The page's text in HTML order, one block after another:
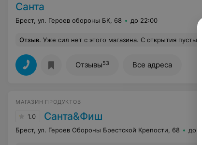
Санта
Брест, ул. Героев обороны БК, 68 до 22:00
Отзыв. Уже сил нет с этого магазина. С открытия пустые холодильники с готовой продукцией, только то, что не убирали со вчера. Да и зачастую средь бела дня нет товаров на привалках. Завоз скудный, как будто про этот магазин и вовсе забывают. На кассах, когда стоишь в очереди, кассир бегает по всем кассам в поисках сигарет, взвешивания товара, не может
Отзывы53 Все адреса
МАГАЗИН ПРОДУКТОВ
1.0 Санта&Фиш
Брест, ул. Героев Обороны Брестской Крепости, 68 до